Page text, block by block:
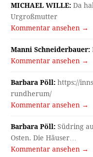
MICHAEL WILLE: Da
Urgroßmutter
Kommentar ansehen →
Manni Schneiderbauer:
Kommentar ansehen →
Barbara Pöll: https://
rundherum/
Kommentar ansehen →
Barbara Pöll: Südring
Osten. Die Häuser…
Kommentar ansehen →